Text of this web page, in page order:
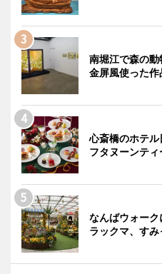
南堀江で森の
金屏風使った作
心斎橋のホテ
フタヌーンティ
なんばウォー
ラックマ、す